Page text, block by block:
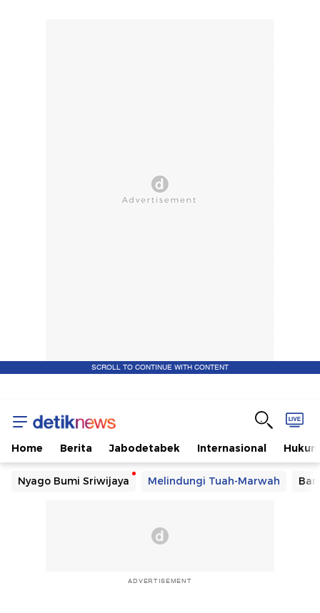
SCROLL TO CONTINUE WITH CONTENT
Home Berita Jabodetabek Internasional Hukum
Nyago Bumi Sriwijaya Melindungi Tuah-Marwah
ADVERTISEMENT